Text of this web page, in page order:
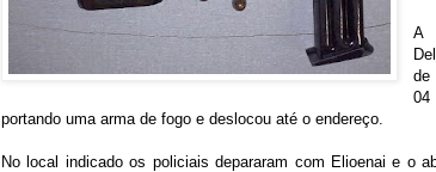
A
de
portando uma arma de fogo e deslocou até o endereço.
No local indicado os policiais depararam com Elioenai e o